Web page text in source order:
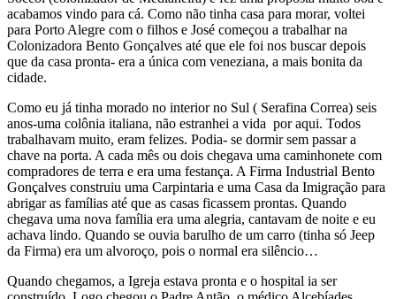
acabamos vindo para cá. Como não tinha casa para morar, voltei
para Porto Alegre com o filhos e José começou a trabalhar na
Colonizadora Bento Gonçalves até que ele foi nos buscar depois
que da casa pronta- era a única com veneziana, a mais bonita da
cidade.
Como eu já tinha morado no interior no Sul ( Serafina Correa) seis
anos-uma colônia italiana, não estranhei a vida por aqui. Todos
trabalhavam muito, eram felizes. Podia- se dormir sem passar a
chave na porta. A cada mês ou dois chegava uma caminhonete com
compradores de terra e era uma festança. A Firma Industrial Bento
Gonçalves construiu uma Carpintaria e uma Casa da Imigração para
abrigar as famílias até que as casas ficassem prontas. Quando
chegava uma nova família era uma alegria, cantavam de noite e eu
achava lindo. Quando se ouvia barulho de um carro (tinha só Jeep
da Firma) era um alvoroço, pois o normal era silêncio…
Quando chegamos, a Igreja estava pronta e o hospital ia ser